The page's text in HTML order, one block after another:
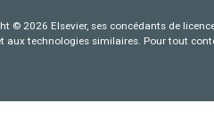
© 2026 Elsevier, ses concédants de
aux technologies similaires. Pour tout